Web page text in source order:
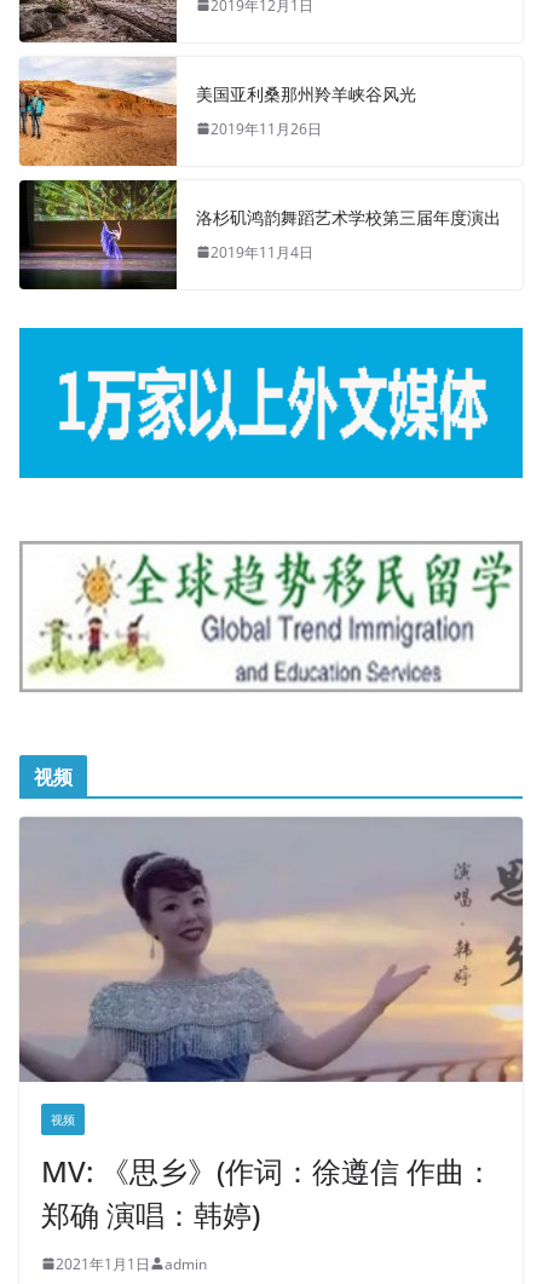
2019年12月1日
美国亚利桑那州羚羊峡谷风光
2019年11月26日
洛杉矶鸿韵舞蹈艺术学校第三届年度演出
2019年11月4日
视频
视频
MV: 《思乡》(作词：徐遵信 作曲：
郑确 演唱：韩婷)
2021年1月1日 admin